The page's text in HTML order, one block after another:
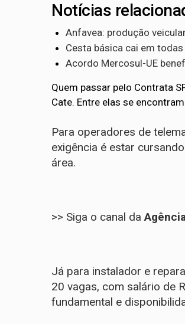
Notícias
Anfavea: produção
Cesta básica cai em
Acordo Mercosul-UE
Quem passar pelo Contrata
Cate. Entre elas se
Para operadores de
exigência é estar
área.
>> Siga o canal da
Já para instalador e
20 vagas, com salário de
fundamental e